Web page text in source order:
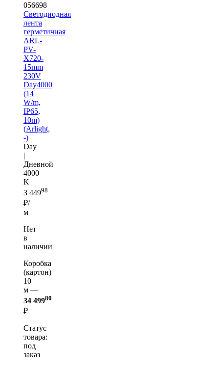
056698
Светодиодная
лента
герметичная
ARL-
PV-
X720-
15mm
230V
Day4000
(14
W/m,
IP65,
10m)
(Arlight,
-)
Day
|
Дневной
4000
K
3 44998
₽/
м
Нет
в
наличии
Коробка
(картон)
10
м —
34 49980
₽
Статус
товара:
под
заказ